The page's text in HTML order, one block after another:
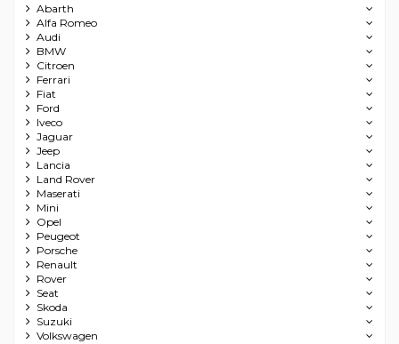
Abarth
Alfa Romeo
Audi
BMW
Citroen
Ferrari
Fiat
Ford
Iveco
Jaguar
Jeep
Lancia
Land Rover
Maserati
Mini
Opel
Peugeot
Porsche
Renault
Rover
Seat
Skoda
Suzuki
Volkswagen